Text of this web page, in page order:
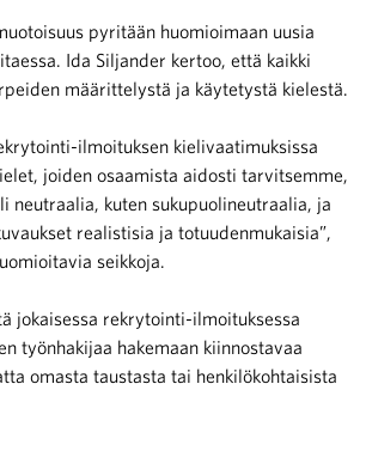
pyritään huomioimaan uusia
Ida Siljander kertoo, että kaikki
määrittelystä ja käytetystä kielestä.
ilmoituksen kielivaatimuksissa
joiden osaamista aidosti tarvitsemme,
neutraalia, kuten sukupuolineutraalia, ja
realistisia ja totuudenmukaisia”,
seikkoja.
jokaisessa rekrytointi-ilmoituksessa
työnhakijaa hakemaan kiinnostavaa
omasta taustasta tai henkilökohtaisista